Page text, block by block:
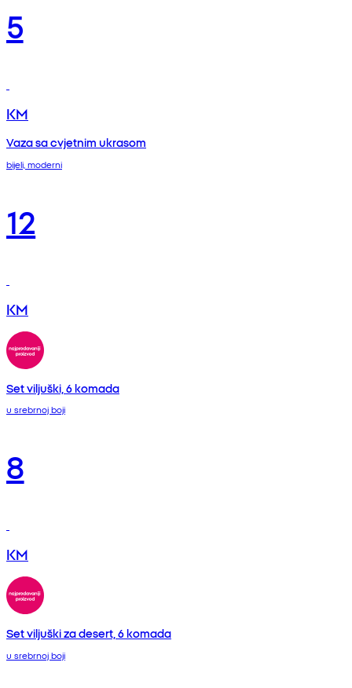
5
KM
Vaza sa cvjetnim ukrasom
bijeli, moderni
12
KM
Set viljuški, 6 komada
u srebrnoj boji
8
KM
Set viljuški za desert, 6 komada
u srebrnoj boji